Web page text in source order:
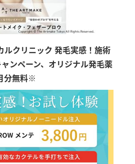
クリニック 発毛実感！施術
ンペーン、オリジナル発毛薬
分無料※